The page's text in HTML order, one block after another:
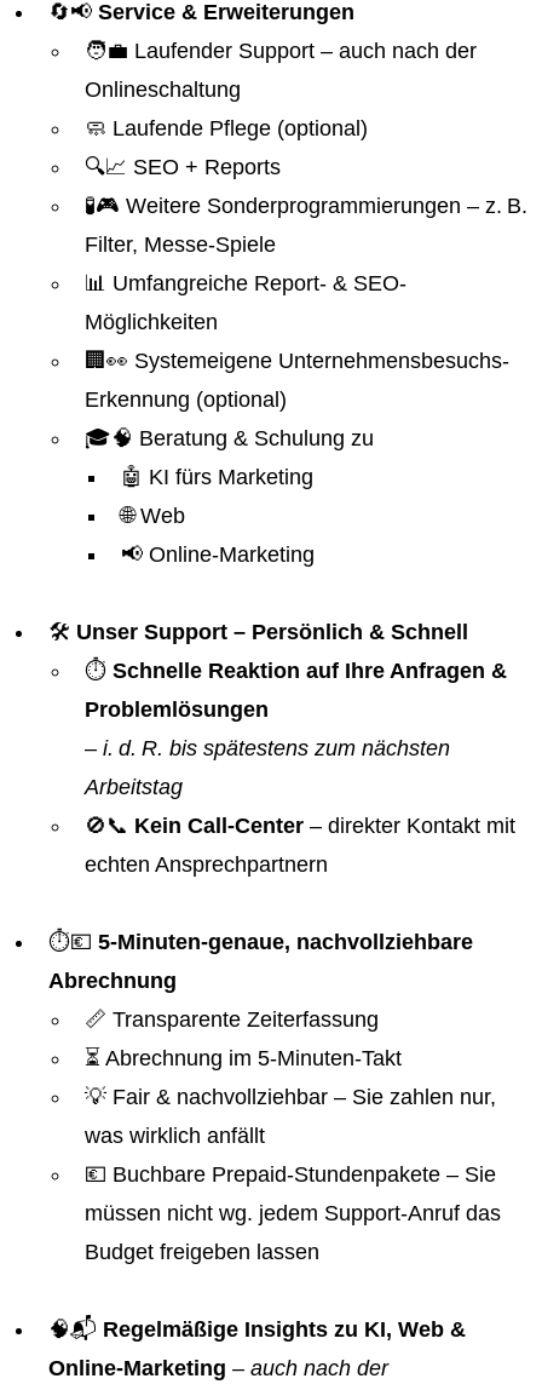
🔄📢 Service & Erweiterungen
🧑‍💼 Laufender Support – auch nach der
Onlineschaltung
🧼 Laufende Pflege (optional)
🔍📈 SEO + Reports
🧪🎮 Weitere Sonderprogrammierungen – z. B.
Filter, Messe-Spiele
📊 Umfangreiche Report- & SEO-
Möglichkeiten
🏢👀 Systemeigene Unternehmensbesuchs-
Erkennung (optional)
🎓🧠 Beratung & Schulung zu
🤖 KI fürs Marketing
🌐 Web
📢 Online-Marketing
🛠️ Unser Support – Persönlich & Schnell
⏱️ Schnelle Reaktion auf Ihre Anfragen &
Problemlösungen
– i. d. R. bis spätestens zum nächsten
Arbeitstag
🚫📞 Kein Call-Center – direkter Kontakt mit
echten Ansprechpartnern
⏱️💶 5-Minuten-genaue, nachvollziehbare
Abrechnung
📏 Transparente Zeiterfassung
⏳ Abrechnung im 5-Minuten-Takt
💡 Fair & nachvollziehbar – Sie zahlen nur,
was wirklich anfällt
💶 Buchbare Prepaid-Stundenpakete – Sie
müssen nicht wg. jedem Support-Anruf das
Budget freigeben lassen
🧠📬 Regelmäßige Insights zu KI, Web &
Online-Marketing – auch nach der